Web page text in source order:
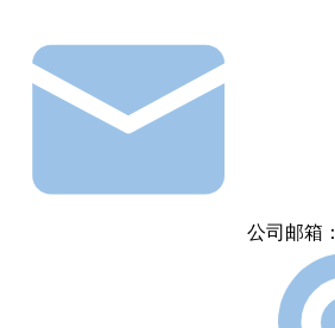
公司邮箱：